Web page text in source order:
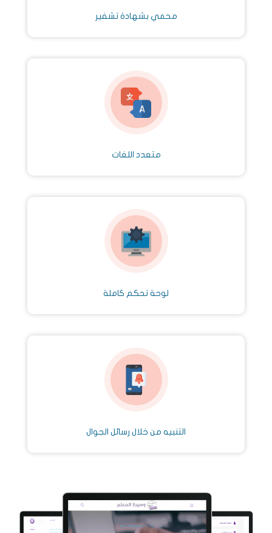
محمي بشهادة تشفير
متعدد اللغات
لوحة تحكم كاملة
التنبيه من خلال رسائل الجوال